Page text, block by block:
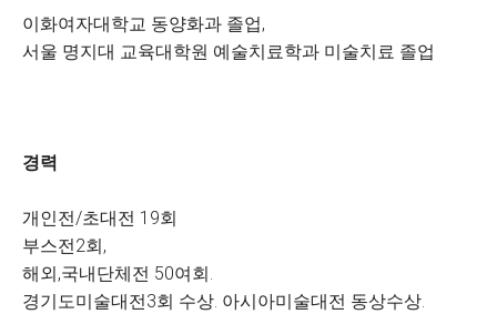
이화여자대학교 동양화과 졸업,
서울 명지대 교육대학원 예술치료학과 미술치료 졸업
경력
개인전/초대전 19회
부스전2회,
해외,국내단체전 50여회.
경기도미술대전3회 수상. 아시아미술대전 동상수상.